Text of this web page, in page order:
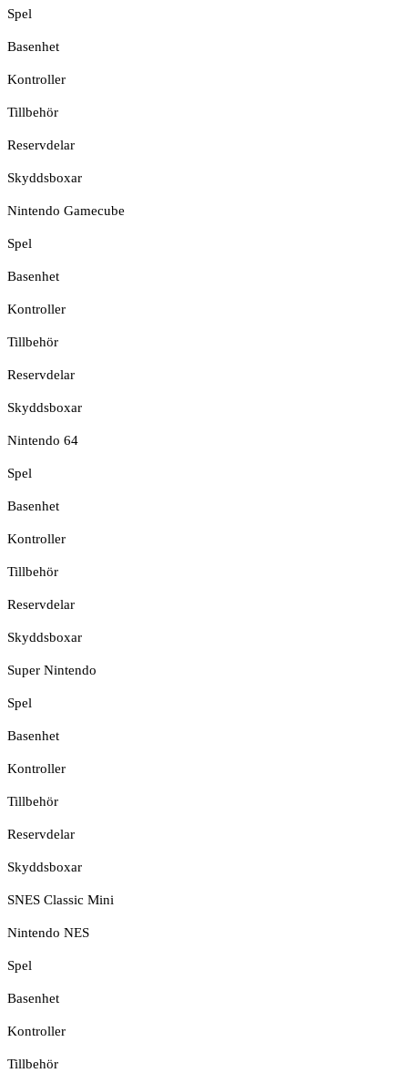
Spel
Basenhet
Kontroller
Tillbehör
Reservdelar
Skyddsboxar
Nintendo Gamecube
Spel
Basenhet
Kontroller
Tillbehör
Reservdelar
Skyddsboxar
Nintendo 64
Spel
Basenhet
Kontroller
Tillbehör
Reservdelar
Skyddsboxar
Super Nintendo
Spel
Basenhet
Kontroller
Tillbehör
Reservdelar
Skyddsboxar
SNES Classic Mini
Nintendo NES
Spel
Basenhet
Kontroller
Tillbehör